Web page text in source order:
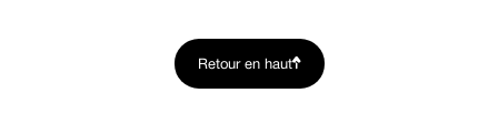
Retour en haut